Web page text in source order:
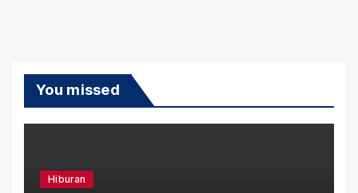
You missed
Hiburan